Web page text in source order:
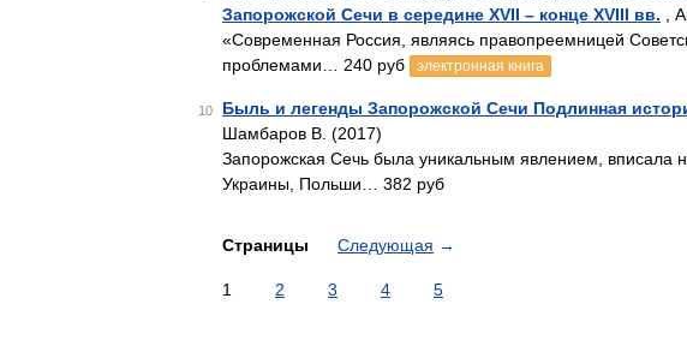
Запорожской Сечи в середине XVII – конце XVIII вв. ,
«Современная Россия, являясь правопреемницей
проблемами… 240 руб
электронная книга
10 Быль и легенды Запорожской Сечи Подлинная
Шамбаров В. (2017)
Запорожская Сечь была уникальным явлением, вписала
Украины, Польши… 382 руб
Страницы Следующая →
1 2 3 4 5